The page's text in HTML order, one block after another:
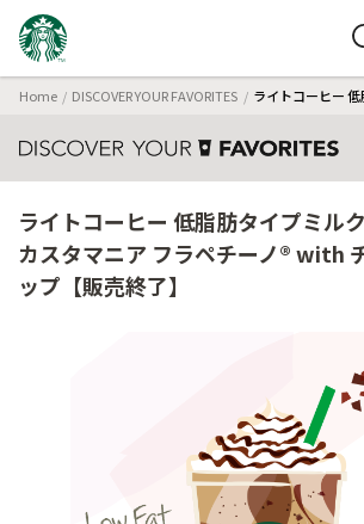
Home DISCOVER YOUR FAVORITES ライトコーヒー
ライトコーヒー 低脂肪タイプミル
カスタマニア フラペチーノ® with
ップ【販売終了】